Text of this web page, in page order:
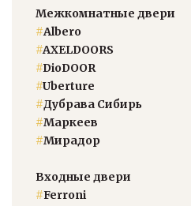
Межкомнатные двери
#Albero
#AXELDOORS
#DioDOOR
#Uberture
#Дубрава Сибирь
#Маркеев
#Мирадор
Входные двери
#Ferroni